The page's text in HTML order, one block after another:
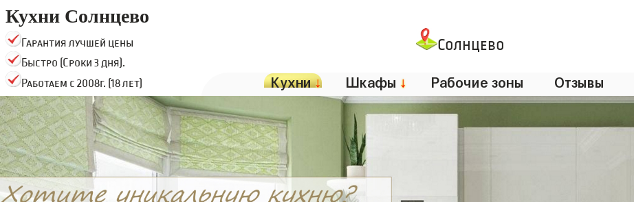
Кухни Солнцево
Гарантия лучшей цены
Быстро (Сроки 3 дня).
Работаем с 2008г. (18 лет)
Солнцево
Кухни↓ Шкафы ↓ Рабочие зоны Отзывы